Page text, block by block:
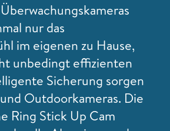
nur das
im eigenen zu Hause,
unbedingt effizienten
Sicherung sorgen
Outdoorkameras. Die
Ring Stick Up Cam